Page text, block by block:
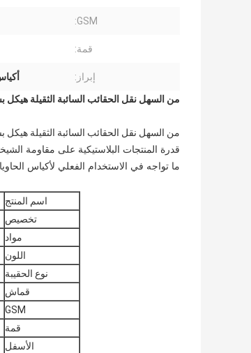
GSM:
قمة:
إبراز: أكياس
من السهل نقل الحقائب السائبة الثقيلة
من السهل نقل الحقائب السائبة الثقيلة
قدرة المنتجات البلاستيكية على مقاومة
ما تواجه في الاستخدام الفعلي لأكياس
اسم المنتج
تخصيص
مواد
اللون
نوع الحقيبة
قماش
GSM
قمة
الأسفل